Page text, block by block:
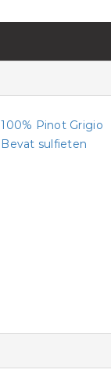
100% Pinot Grigio
Bevat sulfieten